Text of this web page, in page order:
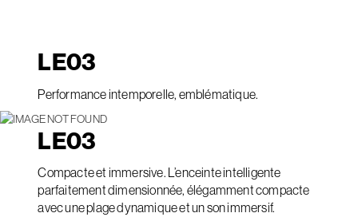
LE03
Performance intemporelle, emblématique.
LE03
Compacte et immersive. L’enceinte intelligente
parfaitement dimensionnée, élégamment compacte
avec une plage dynamique et un son immersif.